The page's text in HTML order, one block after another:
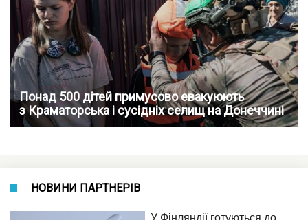
Понад 500 дітей примусово евакуюють
з Краматорська і сусідніх селищ на Донеччині
НОВИНИ ПАРТНЕРІВ